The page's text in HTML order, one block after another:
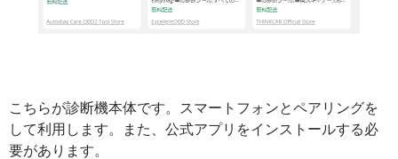
こちらが診断機本体です。スマートフォンとペアリングを
して利用します。また、公式アプリをインストールする必
要があります。